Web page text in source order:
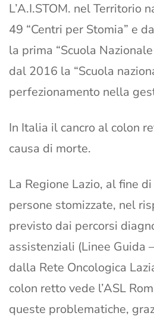
L’A.I.STOM. nel Territorio
49 “Centri per Stomia” e
la prima “Scuola
dal 2016 la “Scuola
perfezionamento nella
In Italia il cancro al colon
causa di morte.
La Regione Lazio, al fine
persone stomizzate, nel
previsto dai percorsi
assistenziali (Linee Guida
dalla Rete Oncologica
colon retto vede l’ASL
queste problematiche,